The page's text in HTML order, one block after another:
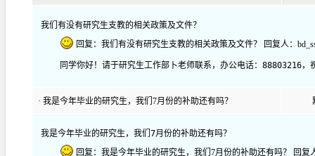
我们有没有研究生支教的相关政策及文件？
回复：我们有没有研究生支教的相关政策及文件？ 回复人：
同学你好！请于研究生工作部卜老师联系，办公电话：88803216，
· 我是今年毕业的研究生，我们7月份的补助还有吗？
我是今年毕业的研究生，我们7月份的补助还有吗？
回复：我是今年毕业的研究生，我们7月份的补助还有吗？ 回复